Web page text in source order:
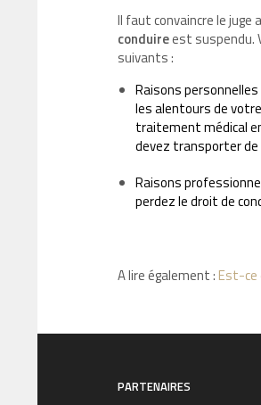
Il faut convaincre le juge
conduireest suspendu.
suivants :
Raisons
les alentours de
traitement médical
devez transporter de
Raisons
perdez le droit de
A lire également : Est-ce
PARTENAIRES